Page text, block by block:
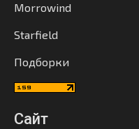
Morrowind
Starfield
Подборки
Сайт